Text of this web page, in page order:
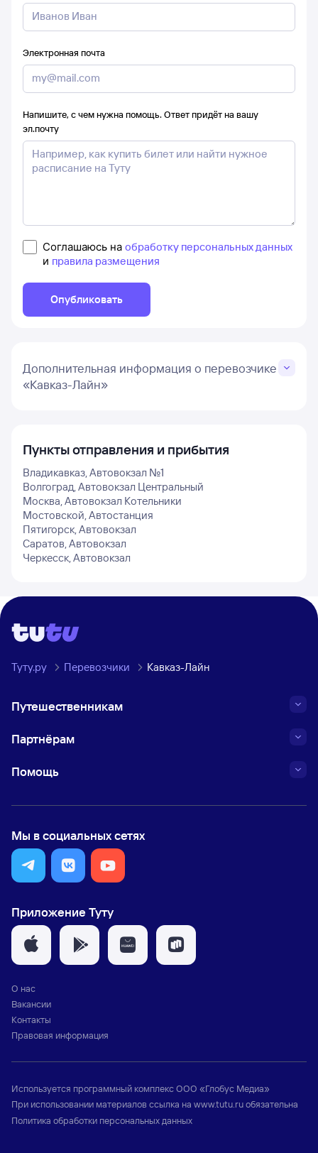
Электронная почта
Напишите, с чем нужна помощь. Ответ придёт на вашу
эл.почту
Соглашаюсь на обработку персональных данных
и правила размещения
Опубликовать
Дополнительная информация о перевозчике
«Кавказ-Лайн»
Пункты отправления и прибытия
Владикавказ, Автовокзал №1
Волгоград, Автовокзал Центральный
Москва, Автовокзал Котельники
Мостовской, Автостанция
Пятигорск, Автовокзал
Саратов, Автовокзал
Черкесск, Автовокзал
Туту.ру Перевозчики Кавказ-Лайн
Путешественникам
Партнёрам
Помощь
Мы в социальных сетях
Приложение Туту
О нас
Вакансии
Контакты
Правовая информация
Используется программный комплексООО «Глобус Медиа»
При использовании материалов ссылка на www.tutu.ruобязательна
Политика обработки персональных данных